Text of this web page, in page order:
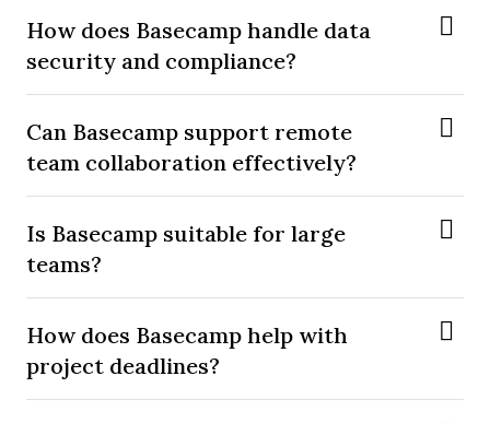
How does Basecamp handle data
security and compliance?
Can Basecamp support remote
team collaboration effectively?
Is Basecamp suitable for large
teams?
How does Basecamp help with
project deadlines?